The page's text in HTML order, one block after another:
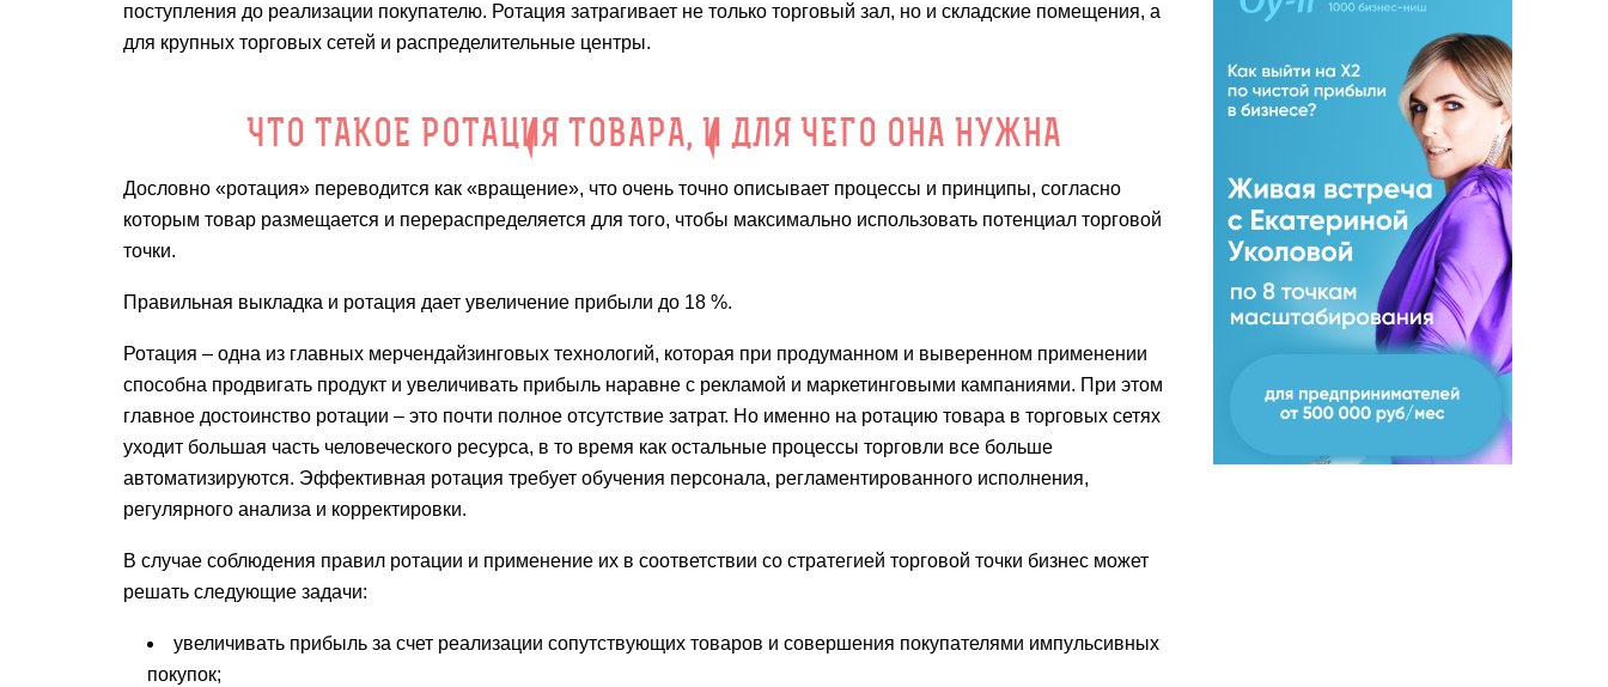
поступления до реализации покупателю. Ротация затрагивает не только торговый зал, но и складские помещения, а
для крупных торговых сетей и распределительные центры.
ЧТО ТАКОЕ РОТАЦИЯ ТОВАРА, И ДЛЯ ЧЕГО ОНА НУЖНА
Дословно «ротация» переводится как «вращение», что очень точно описывает процессы и принципы, согласно
которым товар размещается и перераспределяется для того, чтобы максимально использовать потенциал торговой
точки.
Правильная выкладка и ротация дает увеличение прибыли до 18 %.
Ротация – одна из главных мерчендайзинговых технологий, которая при продуманном и выверенном применении
способна продвигать продукт и увеличивать прибыль наравне с рекламой и маркетинговыми кампаниями. При этом
главное достоинство ротации – это почти полное отсутствие затрат. Но именно на ротацию товара в торговых сетях
уходит большая часть человеческого ресурса, в то время как остальные процессы торговли все больше
автоматизируются. Эффективная ротация требует обучения персонала, регламентированного исполнения,
регулярного анализа и корректировки.
В случае соблюдения правил ротации и применение их в соответствии со стратегией торговой точки бизнес может
решать следующие задачи:
увеличивать прибыль за счет реализации сопутствующих товаров и совершения покупателями импульсивных
покупок;